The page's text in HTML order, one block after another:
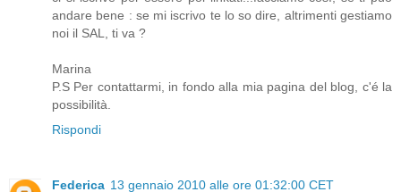
andare bene : se mi iscrivo te lo so dire, altrimenti gestiamo
noi il SAL, ti va ?
Marina
P.S Per contattarmi, in fondo alla mia pagina del blog, c'é la
possibilità.
Rispondi
Federica 13 gennaio 2010 alle ore 01:32:00 CET